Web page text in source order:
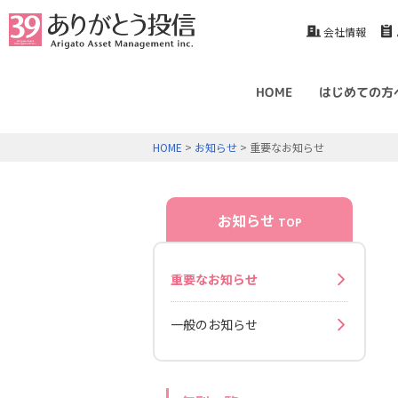
会社情報
HOME はじめての方
HOME > お知らせ > 重要なお知らせ
お知らせ TOP
重要なお知らせ
一般のお知らせ